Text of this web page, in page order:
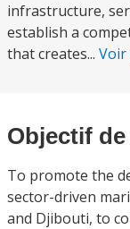
infrastructure,
establish a
that creates... Voir
Objectif
To promote the
sector-driven
and Djibouti, to